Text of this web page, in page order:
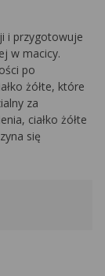
i przygotowuje
w macicy.
po
żółte, które
za
ciałko żółte
się